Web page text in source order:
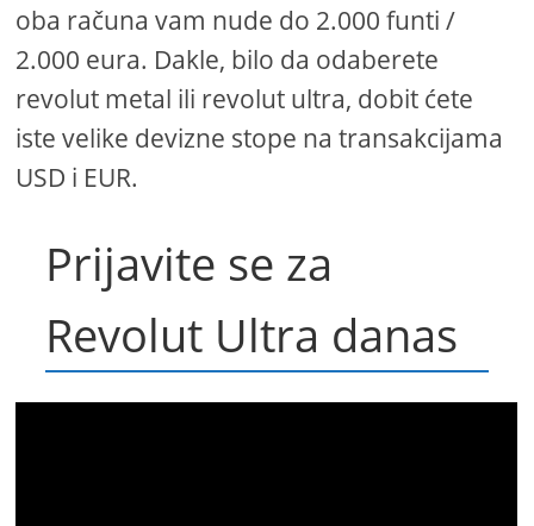
oba računa vam nude do 2.000 funti /
2.000 eura. Dakle, bilo da odaberete
revolut metal ili revolut ultra, dobit ćete
iste velike devizne stope na transakcijama
USD i EUR.
Prijavite se za
Revolut Ultra danas